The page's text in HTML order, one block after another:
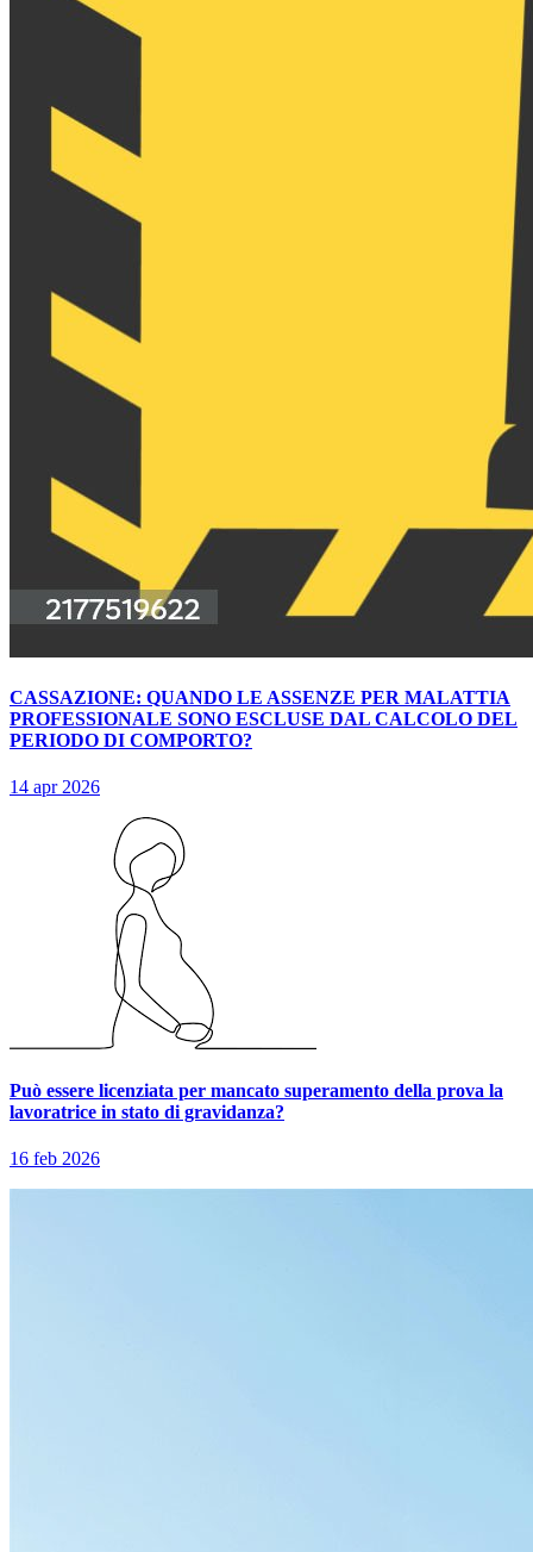
CASSAZIONE: QUANDO LE ASSENZE PER MALATTIA
PROFESSIONALE SONO ESCLUSE DAL CALCOLO DEL
PERIODO DI COMPORTO?
14 apr 2026
Può essere licenziata per mancato superamento della prova la
lavoratrice in stato di gravidanza?
16 feb 2026